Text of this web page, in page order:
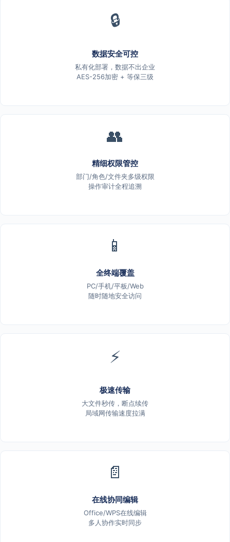
🔒
数据安全可控
私有化部署，数据不出企业
AES-256加密 + 等保三级
👥
精细权限管控
部门/角色/文件夹多级权限
操作审计全程追溯
📱
全终端覆盖
PC/手机/平板/Web
随时随地安全访问
⚡
极速传输
大文件秒传，断点续传
局域网传输速度拉满
📄
在线协同编辑
Office/WPS在线编辑
多人协作实时同步